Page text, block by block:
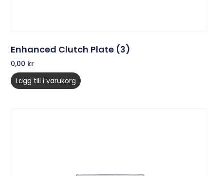
Enhanced Clutch Plate (3)
0,00 kr
Lägg till i varukorg